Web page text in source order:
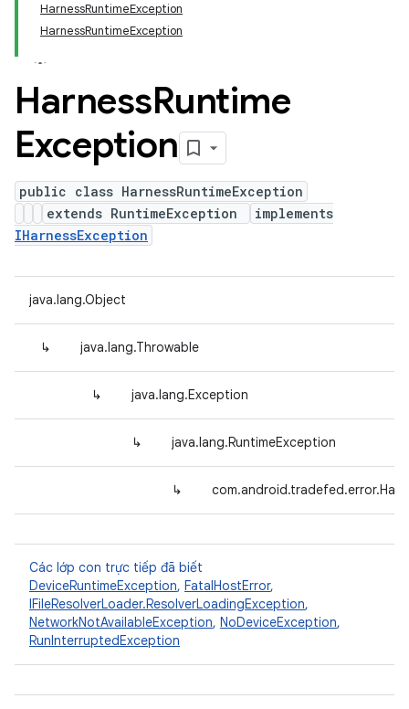
HarnessRuntimeException
HarnessRuntimeException
HarnessRuntime
Exception
public class HarnessRuntimeException
extends RuntimeException
implements
IHarnessException
java.lang.Object
↳ java.lang.Throwable
↳ java.lang.Exception
↳ java.lang.RuntimeException
↳
Các lớp con trực tiếp đã biết
DeviceRuntimeException, FatalHostError,
IFileResolverLoader.ResolverLoadingException,
NetworkNotAvailableException, NoDeviceException,
RunInterruptedException